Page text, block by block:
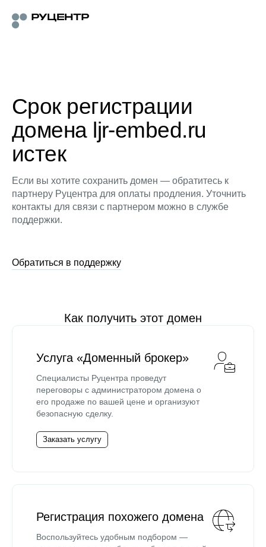
Срок регистрации
домена ljr-embed.ru
истек
Если вы хотите сохранить домен — обратитесь к
партнеру Руцентра для оплаты продления. Уточнить
контакты для связи с партнером можно в службе
поддержки.
Обратиться в поддержку
Как получить этот домен
Услуга «Доменный брокер»
Специалисты Руцентра проведут
переговоры с администратором домена о
его продаже по вашей цене и организуют
безопасную сделку.
Заказать услугу
Регистрация похожего домена
Воспользуйтесь удобным подбором —